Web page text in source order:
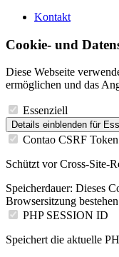
Kontakt
Cookie- und
Diese Webseite
ermöglichen und das
Essenziell
Details einblenden für
Contao CSRF Token
Schützt vor Cross-Site-
Speicherdauer: Dieses
Browsersitzung
PHP SESSION ID
Speichert die aktuelle